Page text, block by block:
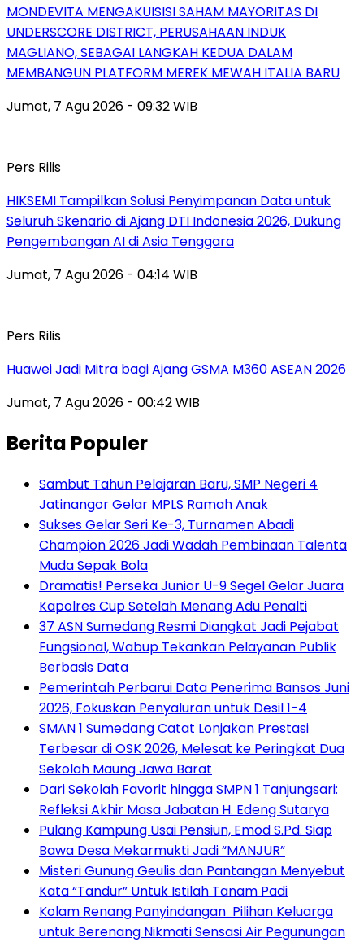
MONDEVITA MENGAKUISISI SAHAM MAYORITAS DI
UNDERSCORE DISTRICT, PERUSAHAAN INDUK
MAGLIANO, SEBAGAI LANGKAH KEDUA DALAM
MEMBANGUN PLATFORM MEREK MEWAH ITALIA BARU
Jumat, 7 Agu 2026 - 09:32 WIB
Pers Rilis
HIKSEMI Tampilkan Solusi Penyimpanan Data untuk
Seluruh Skenario di Ajang DTI Indonesia 2026, Dukung
Pengembangan AI di Asia Tenggara
Jumat, 7 Agu 2026 - 04:14 WIB
Pers Rilis
Huawei Jadi Mitra bagi Ajang GSMA M360 ASEAN 2026
Jumat, 7 Agu 2026 - 00:42 WIB
Berita Populer
Sambut Tahun Pelajaran Baru, SMP Negeri 4
Jatinangor Gelar MPLS Ramah Anak
Sukses Gelar Seri Ke-3, Turnamen Abadi
Champion 2026 Jadi Wadah Pembinaan Talenta
Muda Sepak Bola
Dramatis! Perseka Junior U-9 Segel Gelar Juara
Kapolres Cup Setelah Menang Adu Penalti
37 ASN Sumedang Resmi Diangkat Jadi Pejabat
Fungsional, Wabup Tekankan Pelayanan Publik
Berbasis Data
Pemerintah Perbarui Data Penerima Bansos Juni
2026, Fokuskan Penyaluran untuk Desil 1-4
SMAN 1 Sumedang Catat Lonjakan Prestasi
Terbesar di OSK 2026, Melesat ke Peringkat Dua
Sekolah Maung Jawa Barat
Dari Sekolah Favorit hingga SMPN 1 Tanjungsari:
Refleksi Akhir Masa Jabatan H. Edeng Sutarya
Pulang Kampung Usai Pensiun, Emod S.Pd. Siap
Bawa Desa Mekarmukti Jadi “MANJUR”
Misteri Gunung Geulis dan Pantangan Menyebut
Kata “Tandur” Untuk Istilah Tanam Padi
Kolam Renang Panyindangan Pilihan Keluarga
untuk Berenang Nikmati Sensasi Air Pegunungan